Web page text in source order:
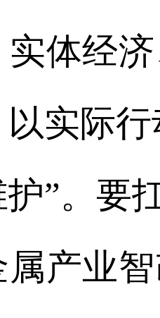
实体经
实际
”。要
属产业